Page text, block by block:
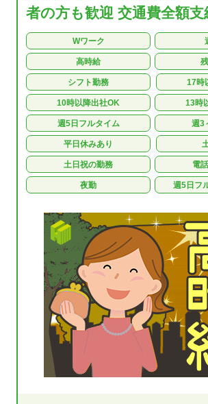
者の方も歓迎 交通費全額支
Wワーク
高時給
シフト勤務 17時
10時以降出社OK 13時
週5日フルタイム 週3
平日休みあり
土日祝の勤務 電
夜勤 週5日フ